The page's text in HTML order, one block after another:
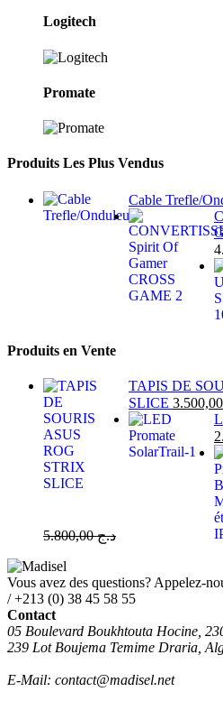
Logitech
Promate
Produits Les Plus Vendus
Cable Trefle/
Produits en Vente
TAPIS DE
SLICE
د.ج5.800,00
Vous avez des questions? Appelez-
/ +213 (0) 38 45 58 55
Contact
05 Boulevard Boukhtouta Hocine,
239 Lot Boujema Temime Draria,
E-Mail: contact@madisel.net